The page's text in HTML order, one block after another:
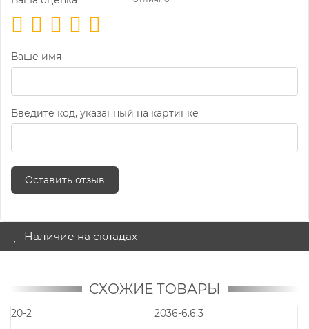
Ваше имя
Введите код, указанный на картинке
Оставить отзыв
Наличие на складах
СХОЖИЕ ТОВАРЫ
20-2 2036-6.6.3